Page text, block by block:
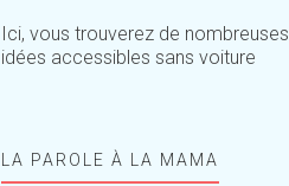
Ici, vous trouverez de nombreuses
idées accessibles sans voiture
LA PAROLE À LA MAMA